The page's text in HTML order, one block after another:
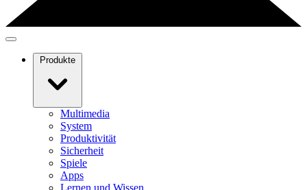
Produkte
Multimedia
System
Produktivität
Sicherheit
Spiele
Apps